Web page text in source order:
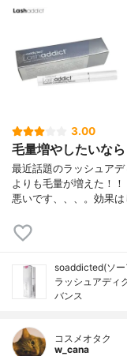
3.00
毛量増やしたいなら
最近話題のラッシュア
よりも毛量が増えた！
悪いです、、、。効果
soaddicted(ソー
ラッシュアディ
バンス
コスメオタク
w_cana